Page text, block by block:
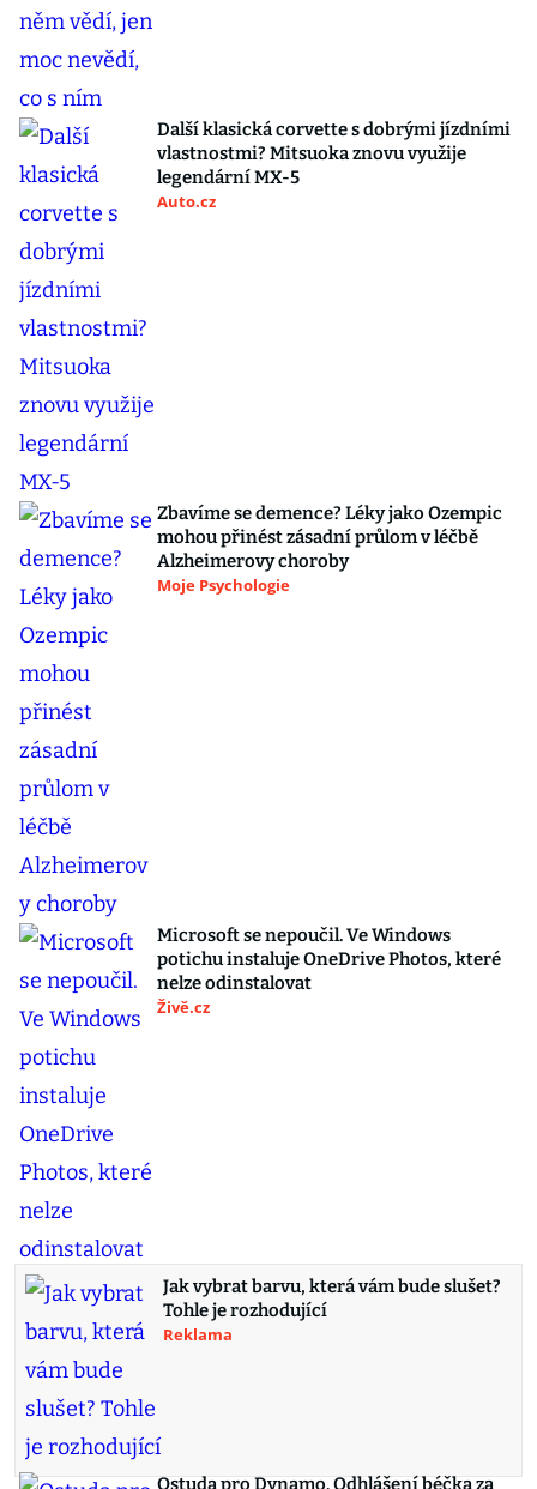
Další klasická corvette s dobrými jízdními
vlastnostmi? Mitsuoka znovu využije
legendární MX-5
Auto.cz
Zbavíme se demence? Léky jako Ozempic
mohou přinést zásadní průlom v léčbě
Alzheimerovy choroby
Moje Psychologie
Microsoft se nepoučil. Ve Windows
potichu instaluje OneDrive Photos, které
nelze odinstalovat
Živě.cz
Jak vybrat barvu, která vám bude slušet?
Tohle je rozhodující
Reklama
Ostuda pro Dynamo. Odhlášení béčka za